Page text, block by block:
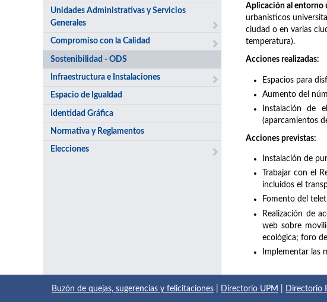
Unidades Administrativas y Servicios
Generales
Compromiso con la Calidad
Sostenibilidad - ODS
Infraestructura e Instalaciones
Espacio de Igualdad
Identidad Gráfica
Normativa y Reglamentos
Elecciones
Aplicación al entorno
urbanísticos
ciudad o en varias
temperatura).
Acciones realizadas:
Espacios para
Aumento del
Instalación de
(aparcamientos
Acciones previstas:
Instalación de
Trabajar con el
incluidos el
Fomento del
Realización de
web sobre
ecológica; foro
Implementar las
Buzón de quejas, sugerencias y felicitaciones Directorio UPM Directorio